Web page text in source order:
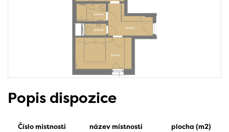
Popis dispozice
Číslo místnosti název místnosti plocha (m2)